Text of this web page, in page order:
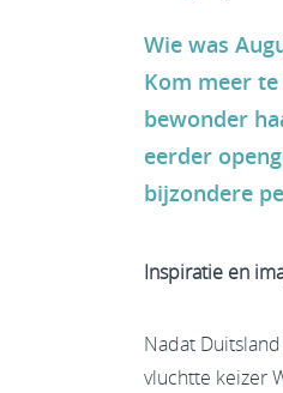
Wie was
Kom meer
bewonder
eerder
bijzondere
Inspiratie en
Nadat
vluchtte keizer